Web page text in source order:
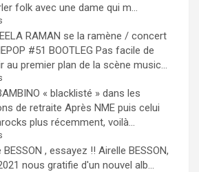
folk avec une dame qui m...
RAMAN se la ramène / concert
#51 BOOTLEG Pas facile de
au premier plan de la scène music...
« blacklisté » dans les
de retraite Après NME puis celui
plus récemment, voilà...
BESSON , essayez !! Airelle BESSON,
nous gratifie d'un nouvel alb...